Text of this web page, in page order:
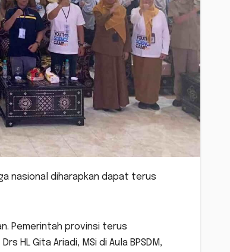
nasional diharapkan dapat terus
Pemerintah provinsi terus
HL Gita Ariadi, MSi di Aula BPSDM,